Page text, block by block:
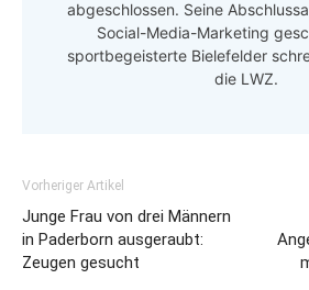
abgeschlossen. Seine
Social-Media-Marketing
sportbegeisterte Bielefelder
die LWZ.
Vorheriger Artikel
Junge Frau von drei Männern
in Paderborn ausgeraubt:
Zeugen gesucht